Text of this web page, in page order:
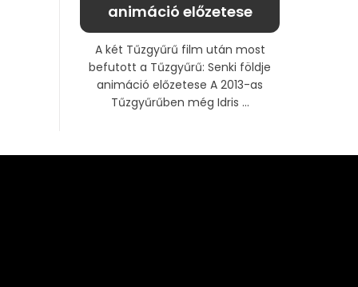
animáció előzetese
A két Tűzgyűrű film után most
befutott a Tűzgyűrű: Senki földje
animáció előzetese A 2013-as
Tűzgyűrűben még Idris ...